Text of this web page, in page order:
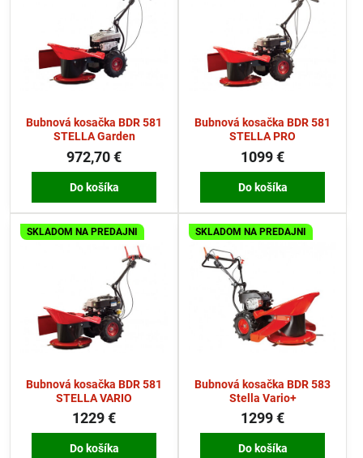
Bubnová kosačka BDR 581
STELLA Garden
972,70 €
Do košíka
Bubnová kosačka BDR 581
STELLA PRO
1099 €
Do košíka
SKLADOM NA PREDAJNI
Bubnová kosačka BDR 581
STELLA VARIO
1229 €
Do košíka
SKLADOM NA PREDAJNI
Bubnová kosačka BDR 583
Stella Vario+
1299 €
Do košíka